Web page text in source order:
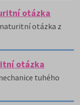
otázka
otázka z
otázka
tuhého